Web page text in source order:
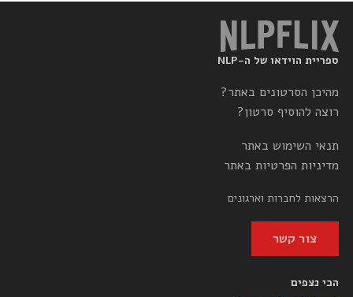
ספריית הוידאו של ה-NLP
מהיכן הסרטונים באתר?
רוצה להוסיף סרטון?
תנאי השימוש באתר
מדיניות הפרטיות באתר
הרצאות לחברות וארגונים
צור קשר
הכי נצפים